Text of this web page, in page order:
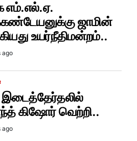
எம்.எல்.ஏ.
ஜாமின்
உயர்நீதிமன்றம்..
ago
இடைத்தேர்தலில்
கிஷோர் வெற்றி..
ago